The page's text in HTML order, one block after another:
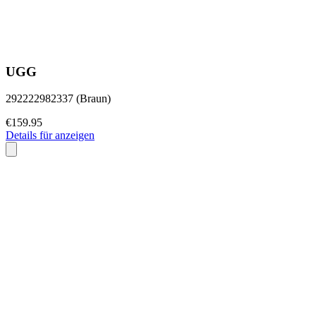
UGG
292222982337 (Braun)
€159.95
Details für anzeigen